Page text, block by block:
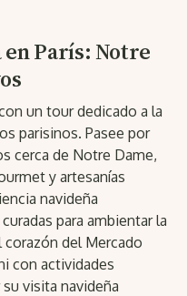
París: Notre
un tour dedicado a la
parisinos. Pasee por
cerca de Notre Dame,
y artesanías
navideña
para ambientar la
del Mercado
con actividades
visita navideña